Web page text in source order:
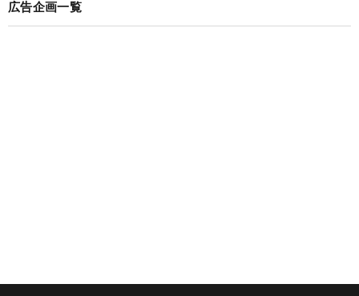
広告企画一覧